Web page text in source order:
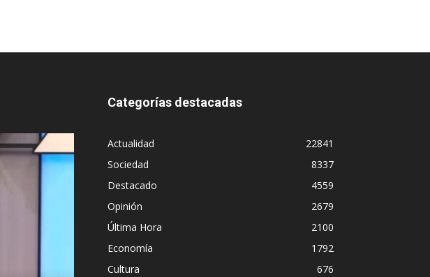
Categorías destacadas
Actualidad
22841
Sociedad
8337
Destacado
4559
Opinión
2679
Última Hora
2100
Economía
1792
Cultura
676